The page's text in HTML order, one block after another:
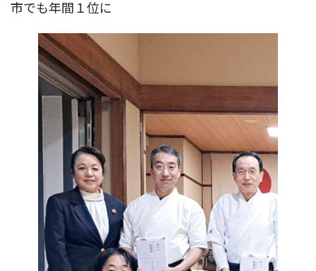
市でも年間１位に